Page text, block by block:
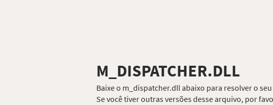
M_DISPATCHER.DLL
Baixe o m_dispatcher.dll abaixo para resolver o
Se você tiver outras versões desse arquivo, por